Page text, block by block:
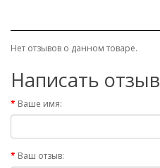
Нет отзывов о данном товаре.
Написать отзыв
Ваше имя:
Ваш отзыв: